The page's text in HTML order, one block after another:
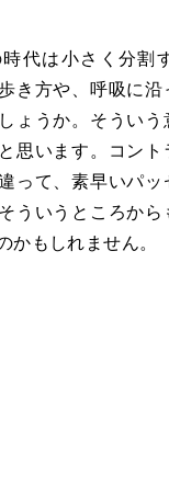
代は小さく分割
き方や、呼吸に
ょうか。そうい
思います。コン
って、素早いパ
ういうところか
かもしれません。